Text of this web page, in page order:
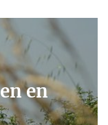
en